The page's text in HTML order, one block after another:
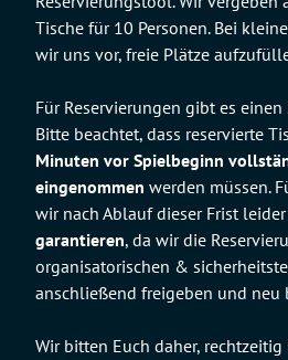
Tische für 10 Personen. Bei
wir uns vor, freie Plätze
Für Reservierungen gibt es
Bitte beachtet, dass reservierte
Minuten vor Spielbeginn
eingenommen werden müssen.
wir nach Ablauf dieser Frist leider
garantieren, da wir die
organisatorischen &
anschließend freigeben und neu
Wir bitten Euch daher,